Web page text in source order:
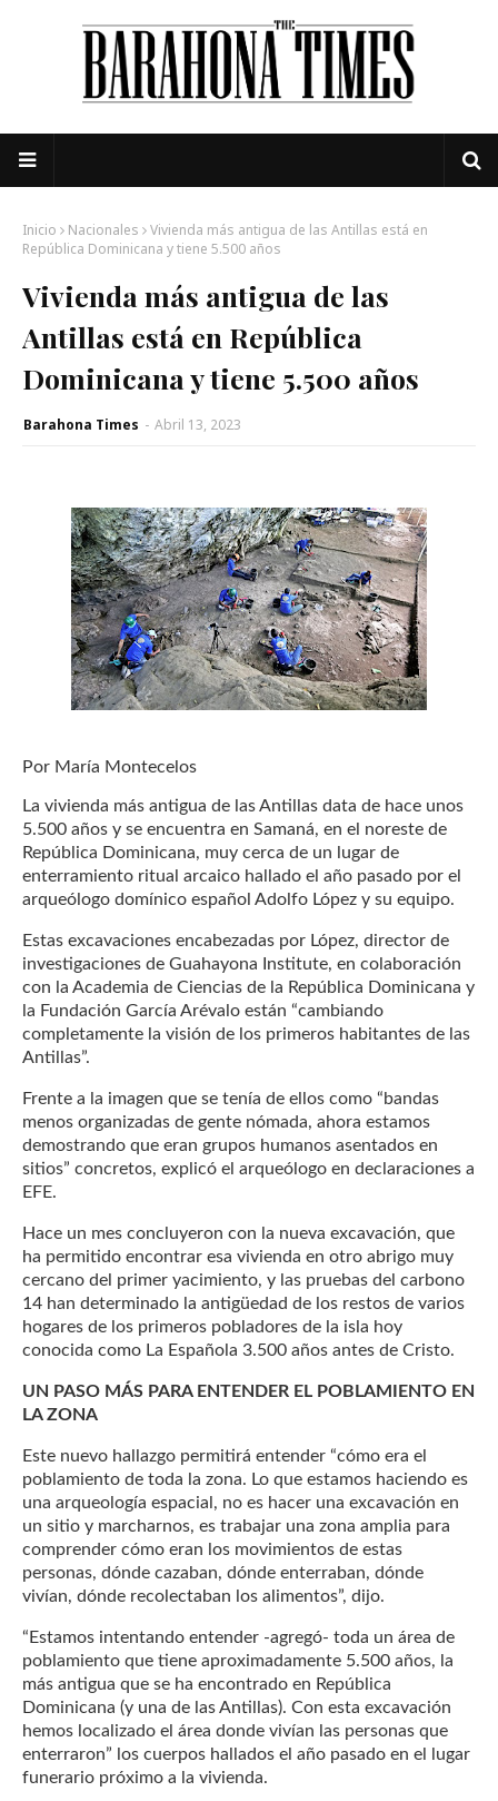
Inicio Nacionales
Vivienda más antigua de las Antillas está en
República Dominicana y tiene 5.500 años
Vivienda más antigua de las
Antillas está en República
Dominicana y tiene 5.500 años
Barahona Times - Abril 13, 2023
Por María Montecelos
La vivienda más antigua de las Antillas data de hace unos
5.500 años y se encuentra en Samaná, en el noreste de
República Dominicana, muy cerca de un lugar de
enterramiento ritual arcaico hallado el año pasado por el
arqueólogo domínico español Adolfo López y su equipo.
Estas excavaciones encabezadas por López, director de
investigaciones de Guahayona Institute, en colaboración
con la Academia de Ciencias de la República Dominicana y
la Fundación García Arévalo están “cambiando
completamente la visión de los primeros habitantes de las
Antillas”.
Frente a la imagen que se tenía de ellos como “bandas
menos organizadas de gente nómada, ahora estamos
demostrando que eran grupos humanos asentados en
sitios” concretos, explicó el arqueólogo en declaraciones a
EFE.
Hace un mes concluyeron con la nueva excavación, que
ha permitido encontrar esa vivienda en otro abrigo muy
cercano del primer yacimiento, y las pruebas del carbono
14 han determinado la antigüedad de los restos de varios
hogares de los primeros pobladores de la isla hoy
conocida como La Española 3.500 años antes de Cristo.
UN PASO MÁS PARA ENTENDER EL POBLAMIENTO EN
LA ZONA
Este nuevo hallazgo permitirá entender “cómo era el
poblamiento de toda la zona. Lo que estamos haciendo es
una arqueología espacial, no es hacer una excavación en
un sitio y marcharnos, es trabajar una zona amplia para
comprender cómo eran los movimientos de estas
personas, dónde cazaban, dónde enterraban, dónde
vivían, dónde recolectaban los alimentos”, dijo.
“Estamos intentando entender -agregó- toda un área de
poblamiento que tiene aproximadamente 5.500 años, la
más antigua que se ha encontrado en República
Dominicana (y una de las Antillas). Con esta excavación
hemos localizado el área donde vivían las personas que
enterraron” los cuerpos hallados el año pasado en el lugar
funerario próximo a la vivienda.